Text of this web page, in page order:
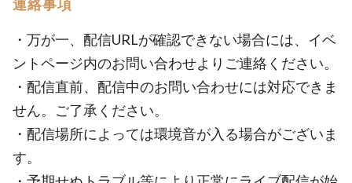
連絡事項
・万が一、配信URLが確認できない場合には、イベ
ントページ内のお問い合わせよりご連絡ください。
・配信直前、配信中のお問い合わせには対応できま
せん。ご了承ください。
・配信場所によっては環境音が入る場合がございま
す。